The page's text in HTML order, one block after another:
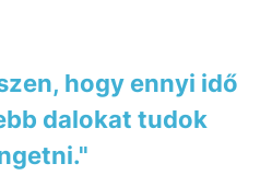
hogy ennyi idő
dalokat tudok